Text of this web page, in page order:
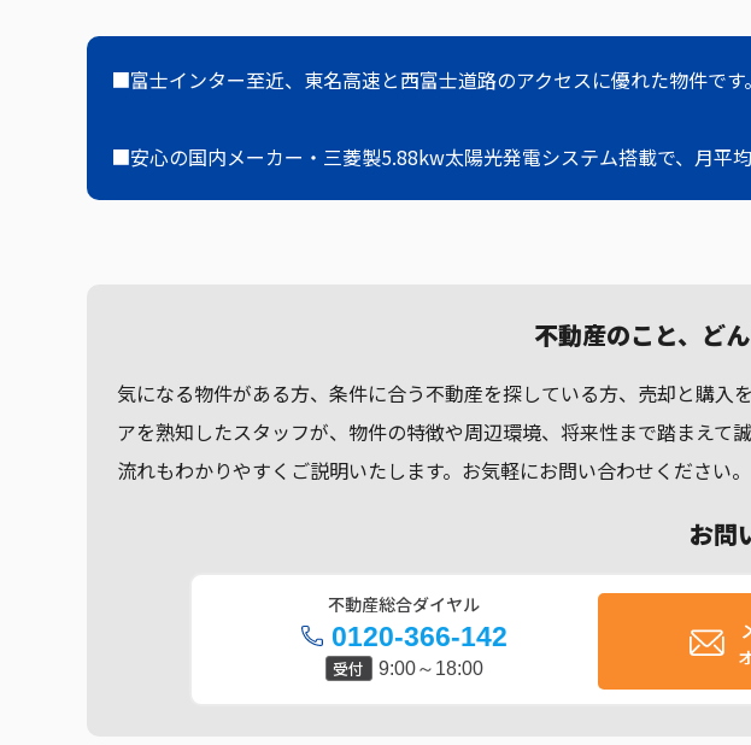
■富士インター至近、東名高速と西富士道路のアクセスに優れた物件です。
■安心の国内メーカー・三菱製5.88kw太陽光発電システム搭載で、月平
不動産のこと、ど
気になる物件がある方、条件に合う不動産を探している方、売却と購
アを熟知したスタッフが、物件の特徴や周辺環境、将来性まで踏まえ
流れもわかりやすくご説明いたします。お気軽にお問い合わせください。
お問
不動産総合ダイヤル
0120-366-142
受付 9:00～18:00